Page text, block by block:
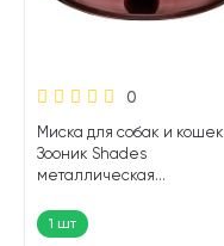
0
Миска для собак и кошек
Зооник Shades
металлическая
ржавчина 0,25 л (1 шт)
1 шт